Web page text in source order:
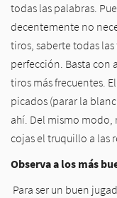
todas las palabras.
decentemente no
tiros, saberte todas
perfección. Basta con
tiros más frecuentes.
picados (parar la
ahí. Del mismo modo,
cojas el truquillo a las
Observa a los más
Para ser un buen